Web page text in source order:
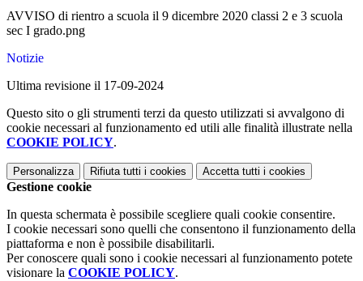
AVVISO di rientro a scuola il 9 dicembre 2020 classi 2 e 3 scuola
sec I grado.png
Notizie
Ultima revisione il 17-09-2024
Questo sito o gli strumenti terzi da questo utilizzati si avvalgono di
cookie necessari al funzionamento ed utili alle finalità illustrate nella
COOKIE POLICY.
Personalizza Rifiuta tutti i cookies Accetta tutti i cookies
Gestione cookie
In questa schermata è possibile scegliere quali cookie consentire.
I cookie necessari sono quelli che consentono il funzionamento della
piattaforma e non è possibile disabilitarli.
Per conoscere quali sono i cookie necessari al funzionamento potete
visionare la COOKIE POLICY.